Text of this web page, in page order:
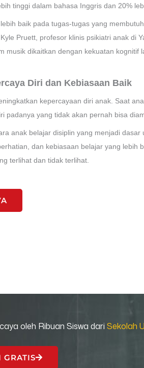
tinggi dalam bahasa Inggris dan 20%
baik pada tugas-tugas yang
Pruett, profesor klinis psikiatri anak di
musik dikaitkan dengan kekuatan
Diri dan Kebiasaan Baik
kepercayaan diri anak. Saat
padanya yang tidak akan pernah bisa
anak belajar disiplin yang menjadi
dan kebiasaan belajar yang lebih
terlihat dan tidak terlihat.
oleh Ribuan Siswa dari Sekolah
GRATIS